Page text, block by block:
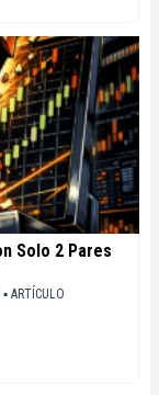
Solo 2 Pares
▪ ARTÍCULO